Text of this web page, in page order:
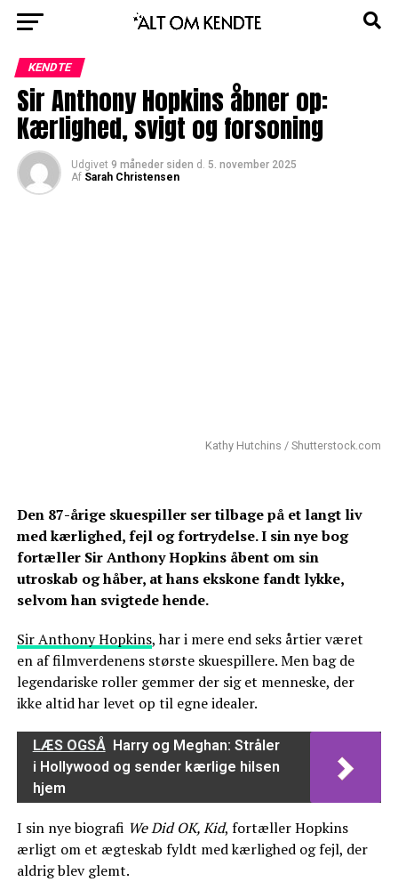
KENDTE
Sir Anthony Hopkins åbner op:
Kærlighed, svigt og forsoning
Udgivet 9 måneder siden d. 5. november 2025
Af Sarah Christensen
Kathy Hutchins / Shutterstock.com
Den 87-årige skuespiller ser tilbage på et langt liv
med kærlighed, fejl og fortrydelse. I sin nye bog
fortæller Sir Anthony Hopkins åbent om sin
utroskab og håber, at hans ekskone fandt lykke,
selvom han svigtede hende.
Sir Anthony Hopkins, har i mere end seks årtier været
en af filmverdenens største skuespillere. Men bag de
legendariske roller gemmer der sig et menneske, der
ikke altid har levet op til egne idealer.
LÆS OGSÅ Harry og Meghan: Stråler
i Hollywood og sender kærlige hilsen
hjem
I sin nye biografi We Did OK, Kid, fortæller Hopkins
ærligt om et ægteskab fyldt med kærlighed og fejl, der
aldrig blev glemt.